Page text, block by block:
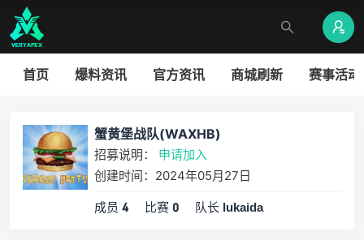
首页 爆料资讯 官方资讯 商城刷新 赛事活动
蟹黄堡战队(WAXHB)
招募说明： 申请加入
创建时间：2024年05月27日
成员 4 比赛 0 队长 lukaida